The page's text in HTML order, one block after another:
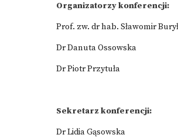
Organizatorzy konferencji:
Prof. zw. dr hab. Sławomir
Dr Danuta Ossowska
Dr Piotr Przytuła
Sekretarz konferencji:
Dr Lidia Gąsowska